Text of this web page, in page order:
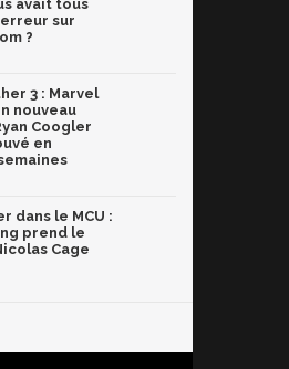
avait tous
sur
?
3 : Marvel
nouveau
Coogler
en
dans le MCU :
prend le
Cage